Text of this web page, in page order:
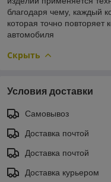
благодаря чему, каждый
которая точно повторяет
автомобиля
Скрыть
Условия доставки
Самовывоз
Доставка почтой
Доставка почтой
Доставка курьером